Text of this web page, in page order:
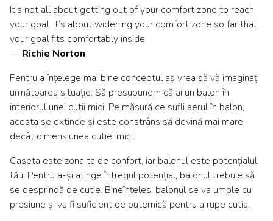
It’s not all about getting out of your comfort zone to reach
your goal. It’s about widening your comfort zone so far that
your goal fits comfortably inside.
― Richie Norton
Pentru a înțelege mai bine conceptul aș vrea să vă imaginați
următoarea situație. Să presupunem că ai un balon în
interiorul unei cutii mici. Pe măsură ce sufli aerul în balon,
acesta se extinde și este constrâns să devină mai mare
decât dimensiunea cutiei mici.
Caseta este zona ta de confort, iar balonul este potențialul
tău. Pentru a-și atinge întregul potențial, balonul trebuie să
se desprindă de cutie. Bineînțeles, balonul se va umple cu
presiune și va fi suficient de puternică pentru a rupe cutia.